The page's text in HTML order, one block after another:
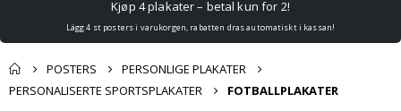
Kjøp 4 plakater – betal kun for 2!
Lägg 4 st posters i varukorgen, rabatten dras automatiskt i kassan!
POSTERS
PERSONLIGE PLAKATER
PERSONALISERTE SPORTSPLAKATER
FOTBALLPLAKATER